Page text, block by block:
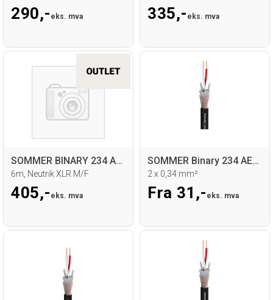
290,- eks. mva 335,- eks. mva
SOMMER BINARY 234 AES/EBU Kabel
6m, Neutrik XLR M/F
405,- eks. mva
SOMMER Binary 234 AES/EBU MKII DMX-kabel
2 x 0,34 mm²
Fra 31,- eks. mva